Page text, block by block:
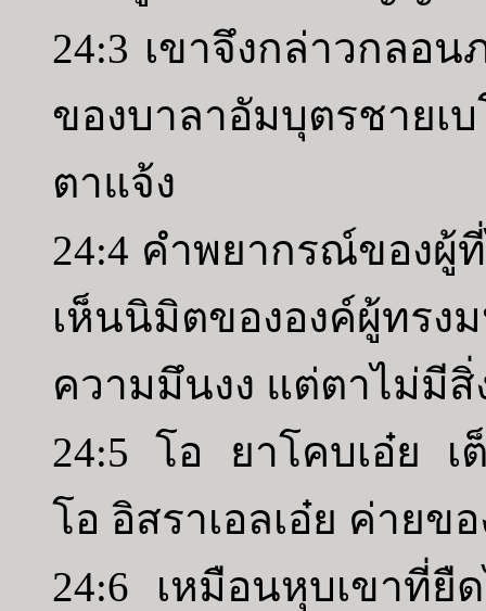
24:3 เขาจึงกล่าวกลอ
ของบาลาอัมบุตรชาย
ตาแจ้ง
24:4 คำพยากรณ์ของผู้
เห็นนิมิตขององค์ผู้ท
ความมึนงง แต่ตาไม่มีสิ่
24:5 โอ ยาโคบเอ๋ย เ
โอ อิสราเอลเอ๋ย ค่ายข
24:6 เหมือนหุบเขาที่ยื